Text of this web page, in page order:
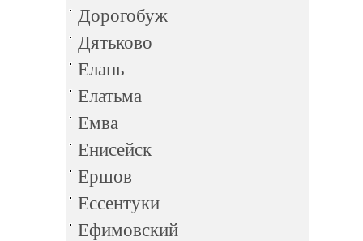
Дорогобуж
Дятьково
Елань
Елатьма
Емва
Енисейск
Ершов
Ессентуки
Ефимовский